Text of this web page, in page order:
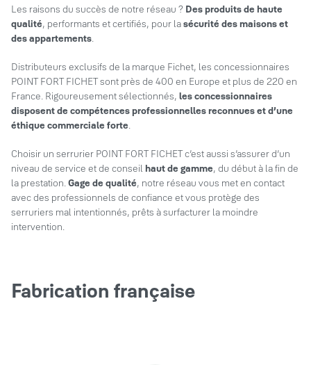
Les raisons du succès de notre réseau ? Des produits de haute
qualité, performants et certifiés, pour lasécurité des maisons et
des appartements
Distributeurs exclusifs de la marque Fichet, les concessionnaires
POINT FORT FICHET sont près de 400 en Europe et plus de 220 en
France. Rigoureusement sélectionnés, les concessionnaires
disposent de compétences professionnelles reconnues et d’une
éthique commerciale forte
Choisir un serrurier POINT FORT FICHET c’est aussi s’assurer d’un
niveau de service et de conseil haut de gamme, du début à la fin de
la prestation. Gage de qualité, notre réseau vous met en contact
avec des professionnels de confiance et vous protège des
serruriers mal intentionnés, prêts à surfacturer la moindre
intervention.
Fabrication française